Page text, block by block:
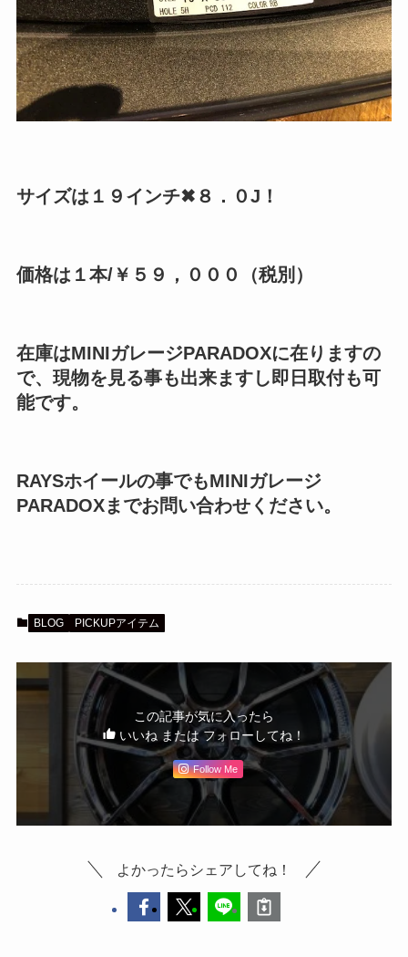
サイズは１９インチ✖８．０J！
価格は１本/￥５９，０００（税別）
在庫はMINIガレージPARADOXに在りますの
で、現物を見る事も出来ますし即日取付も可
能です。
RAYSホイールの事でもMINIガレージ
PARADOXまでお問い合わせください。
BLOG PICKUPアイテム
この記事が気に入ったら
いいね または フォローしてね！
Follow Me
よかったらシェアしてね！